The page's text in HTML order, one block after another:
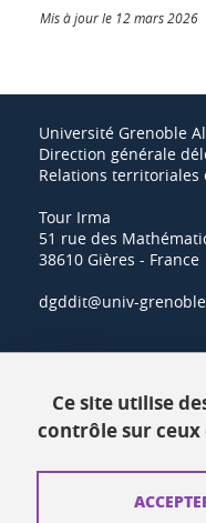
Mis à jour le 12 mars 2026
Université Grenoble
Direction générale
Relations
Tour Irma
51 rue des
38610 Gières - France
dgddit@univ-
Ressources
Contacts
Plans d'accès
Ce site utilise
contrôle sur ceux